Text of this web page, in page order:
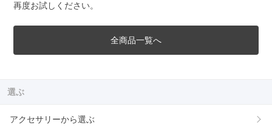
再度お試しください。
全商品一覧へ
選ぶ
アクセサリーから選ぶ